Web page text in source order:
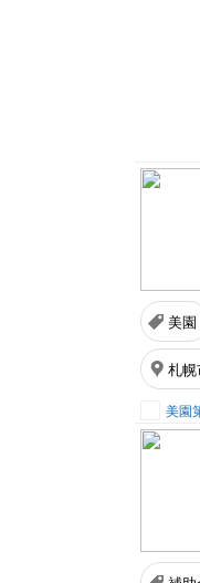
美園
札
美園